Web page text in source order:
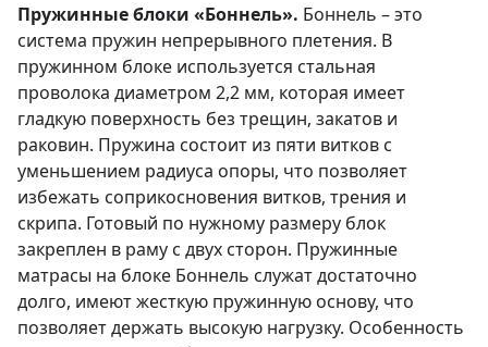
Пружинные блоки «Боннель». Боннель – это
система пружин непрерывного плетения. В
пружинном блоке используется стальная
проволока диаметром 2,2 мм, которая имеет
гладкую поверхность без трещин, закатов и
раковин. Пружина состоит из пяти витков с
уменьшением радиуса опоры, что позволяет
избежать соприкосновения витков, трения и
скрипа. Готовый по нужному размеру блок
закреплен в раму с двух сторон. Пружинные
матрасы на блоке Боннель служат достаточно
долго, имеют жесткую пружинную основу, что
позволяет держать высокую нагрузку. Особенность